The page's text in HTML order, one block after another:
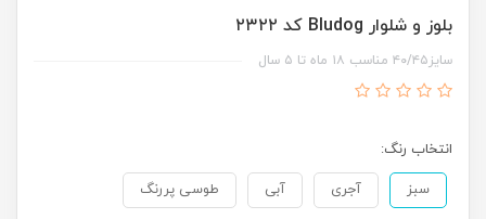
بلوز و شلوار Bludog کد ۲۳۲۲
سایز۴۰/۴۵ مناسب ۱۸ ماه تا ۵ سال
انتخاب رنگ:
سبز آجری آبی طوسی پررنگ